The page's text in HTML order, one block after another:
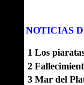
NOTICIAS
1 Los
2
3 Mar del